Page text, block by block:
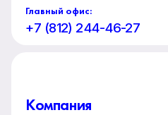
Главный офис:
+7 (812) 244-46-27
Компания